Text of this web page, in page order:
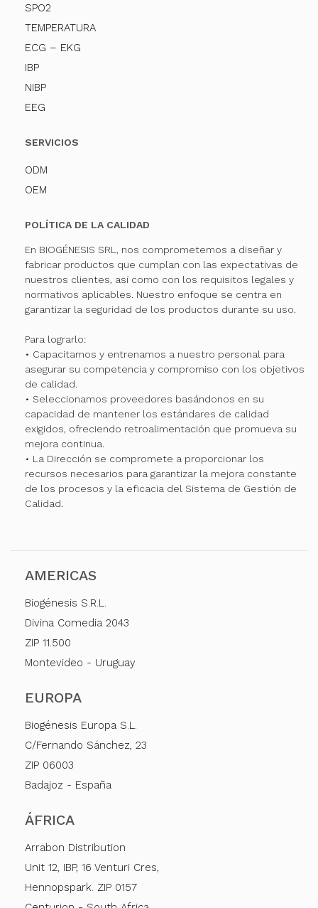
SPO2
TEMPERATURA
ECG – EKG
IBP
NIBP
EEG
SERVICIOS
ODM
OEM
POLÍTICA DE LA CALIDAD
En BIOGÉNESIS SRL, nos comprometemos a diseñar y
fabricar productos que cumplan con las expectativas de
nuestros clientes, así como con los requisitos legales y
normativos aplicables. Nuestro enfoque se centra en
garantizar la seguridad de los productos durante su uso.
Para lograrlo:
• Capacitamos y entrenamos a nuestro personal para
asegurar su competencia y compromiso con los objetivos
de calidad.
• Seleccionamos proveedores basándonos en su
capacidad de mantener los estándares de calidad
exigidos, ofreciendo retroalimentación que promueva su
mejora continua.
• La Dirección se compromete a proporcionar los
recursos necesarios para garantizar la mejora constante
de los procesos y la eficacia del Sistema de Gestión de
Calidad.
AMERICAS
Biogénesis S.R.L.
Divina Comedia 2043
ZIP 11.500
Montevideo - Uruguay
EUROPA
Biogénesis Europa S.L.
C/Fernando Sánchez, 23
ZIP 06003
Badajoz - España
ÁFRICA
Arrabon Distribution
Unit 12, IBP, 16 Venturi Cres,
Hennopspark. ZIP 0157